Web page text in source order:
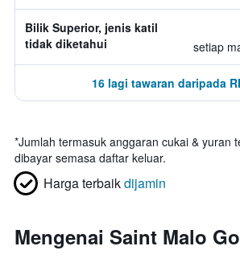
Bilik Superior, jenis katil
tidak diketahui
setiap
16 lagi tawaran daripada
*Jumlah termasuk anggaran cukai & yuran
dibayar semasa daftar keluar.
Harga terbaikdijamin
Mengenai Saint Malo